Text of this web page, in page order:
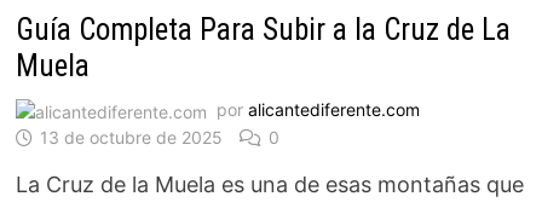
Guía Completa Para Subir a la Cruz de La
Muela
por alicantediferente.com
13 de octubre de 2025
0
La Cruz de la Muela es una de esas montañas que